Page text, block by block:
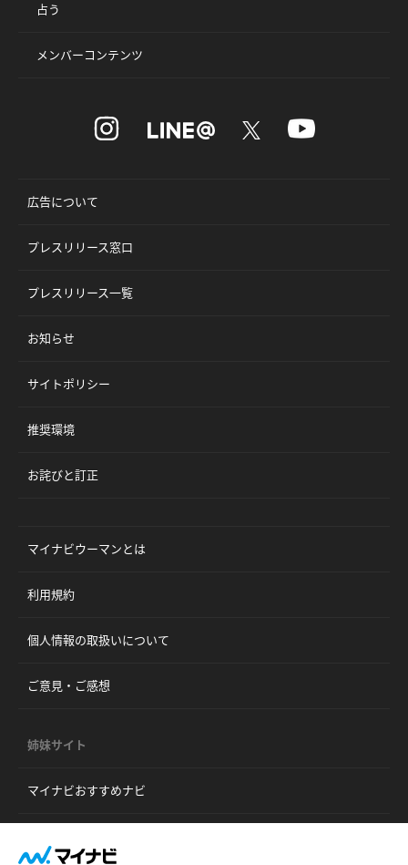
占う
メンバーコンテンツ
広告について
プレスリリース窓口
プレスリリース一覧
お知らせ
サイトポリシー
推奨環境
お詫びと訂正
マイナビウーマンとは
利用規約
個人情報の取扱いについて
ご意見・ご感想
姉妹サイト
マイナビおすすめナビ